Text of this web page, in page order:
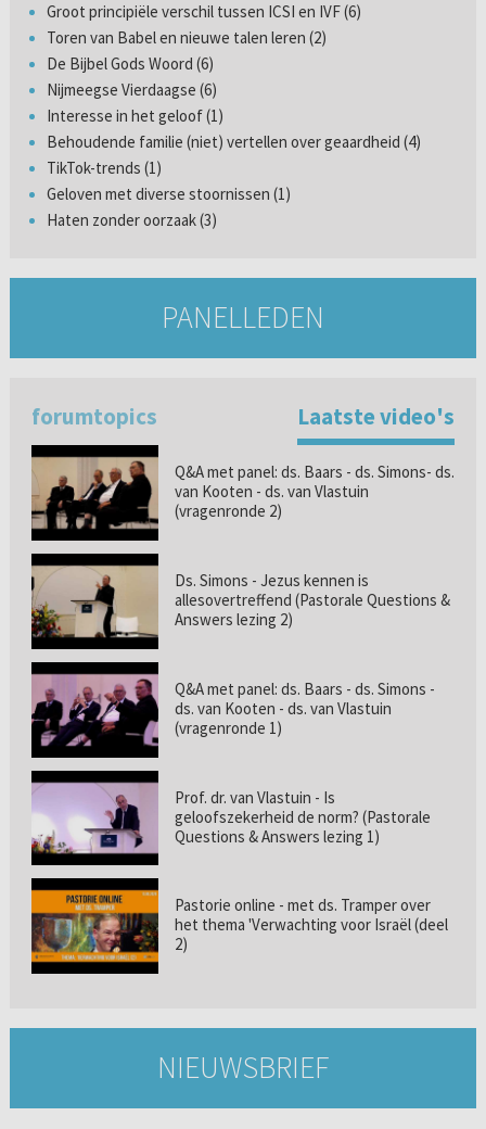
Groot principiële verschil tussen ICSI en IVF (6)
Toren van Babel en nieuwe talen leren (2)
De Bijbel Gods Woord (6)
Nijmeegse Vierdaagse (6)
Interesse in het geloof (1)
Behoudende familie (niet) vertellen over geaardheid (4)
TikTok-trends (1)
Geloven met diverse stoornissen (1)
Haten zonder oorzaak (3)
PANELLEDEN
forumtopics Laatste video's
Q&A met panel: ds. Baars - ds. Simons- ds.
van Kooten - ds. van Vlastuin
(vragenronde 2)
Ds. Simons - Jezus kennen is
allesovertreffend (Pastorale Questions &
Answers lezing 2)
Q&A met panel: ds. Baars - ds. Simons -
ds. van Kooten - ds. van Vlastuin
(vragenronde 1)
Prof. dr. van Vlastuin - Is
geloofszekerheid de norm? (Pastorale
Questions & Answers lezing 1)
Pastorie online - met ds. Tramper over
het thema 'Verwachting voor Israël (deel
2)
NIEUWSBRIEF